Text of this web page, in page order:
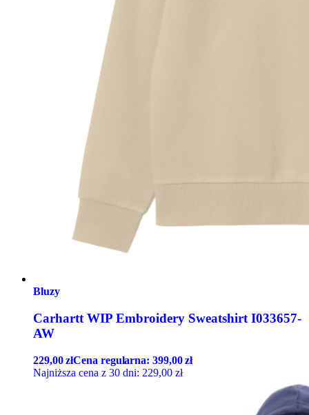
Bluzy
Carhartt WIP Embroidery Sweatshirt I033657-
AW
229,00złCena regularna:399,00zł
Najniższa cena z 30 dni: 229,00 zł